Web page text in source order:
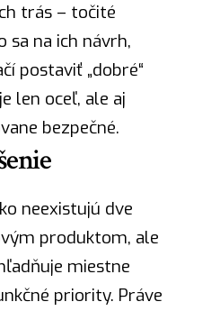
trás – točité
sa na ich návrh,
postaviť „dobré“
len oceľ, ale aj
bezpečné.
neexistujú dve
produktom, ale
miestne
priority. Práve